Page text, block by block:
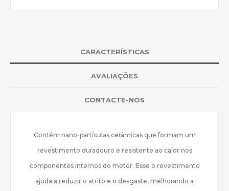
CARACTERÍSTICAS
AVALIAÇÕES
CONTACTE-NOS
Contém nano-partículas cerâmicas que formam um
revestimento duradouro e resistente ao calor nos
componentes internos do motor. Esse o revestimento
ajuda a reduzir o atrito e o desgaste, melhorando a